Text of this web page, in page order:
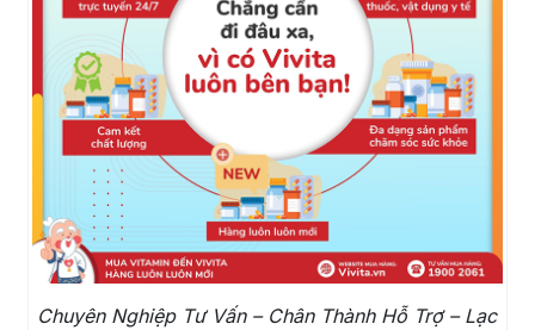
Chuyên Nghiệp Tư Vấn – Chân Thành Hỗ Trợ – Lạc